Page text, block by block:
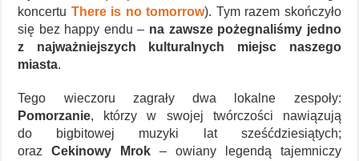
koncertu There is no tomorrow). Tym razem skończyło
się bez happy endu – na zawsze pożegnaliśmy jedno
z najważniejszych kulturalnych miejsc naszego
miasta.
Tego wieczoru zagrały dwa lokalne zespoły:
Pomorzanie, którzy w swojej twórczości nawiązują
do bigbitowej muzyki lat sześćdziesiątych;
orazCekinowy Mrok – owiany legendą tajemniczy